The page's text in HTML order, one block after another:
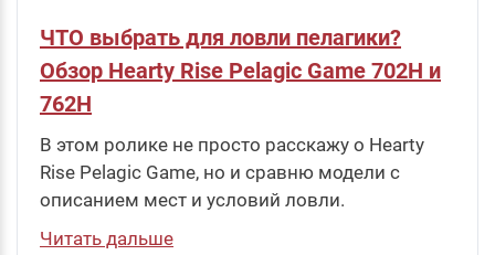
ЧТО выбрать для ловли пелагики?
Обзор Hearty Rise Pelagic Game 702H и
762H
В этом ролике не просто расскажу о Hearty
Rise Pelagic Game, но и сравню модели с
описанием мест и условий ловли.
Читать дальше